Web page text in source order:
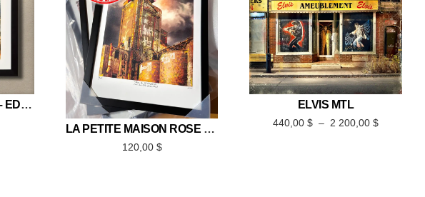
ORANGE JULEP MTL – ÉDITION LIMITÉE 12×12
LA PETITE MAISON ROSE – ÉDITION LIMITÉE 12×18
120,00 $
ELVIS MTL
440,00$ – 2 200,00$